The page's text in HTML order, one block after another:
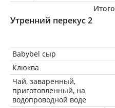
Итого
Утренний перекус 2
Babybel сыр
Клюква
Чай, заваренный,
приготовленный, на
водопроводной воде